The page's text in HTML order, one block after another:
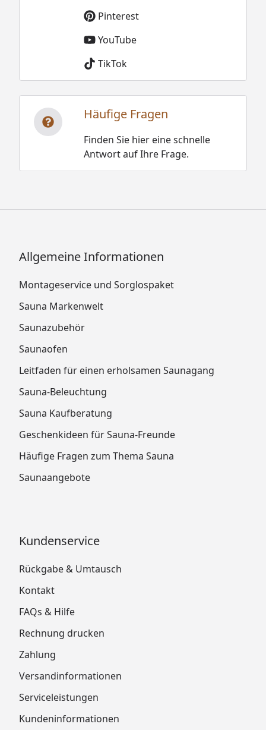
Pinterest
YouTube
TikTok
Häufige Fragen
Finden Sie hier eine schnelle
Antwort auf Ihre Frage.
Allgemeine Informationen
Montageservice und Sorglospaket
Sauna Markenwelt
Saunazubehör
Saunaofen
Leitfaden für einen erholsamen Saunagang
Sauna-Beleuchtung
Sauna Kaufberatung
Geschenkideen für Sauna-Freunde
Häufige Fragen zum Thema Sauna
Saunaangebote
Kundenservice
Rückgabe & Umtausch
Kontakt
FAQs & Hilfe
Rechnung drucken
Zahlung
Versandinformationen
Serviceleistungen
Kundeninformationen